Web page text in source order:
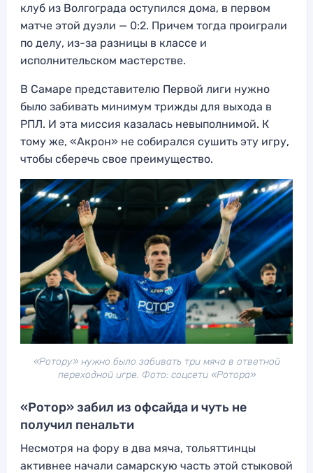
клуб из Волгограда оступился дома, в первом
матче этой дуэли — 0:2. Причем тогда проиграли
по делу, из-за разницы в классе и
исполнительском мастерстве.
В Самаре представителю Первой лиги нужно
было забивать минимум трижды для выхода в
РПЛ. И эта миссия казалась невыполнимой. К
тому же, «Акрон» не собирался сушить эту игру,
чтобы сберечь свое преимущество.
«Ротору» нужно было забивать три мяча в ответной
переходной игре. Фото: соцсети «Ротора»
«Ротор» забил из офсайда и чуть не
получил пенальти
Несмотря на фору в два мяча, тольяттинцы
активнее начали самарскую часть этой стыковой